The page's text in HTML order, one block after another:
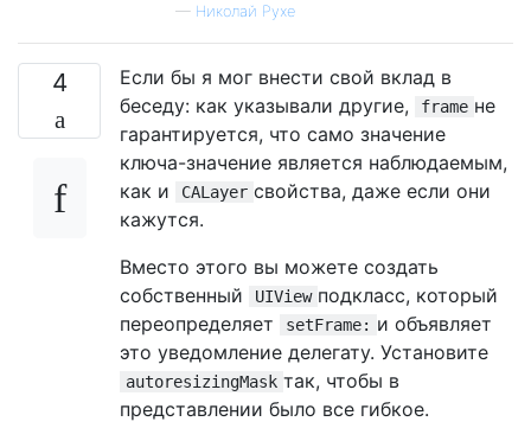
— Николай Рухе
4
Если бы я мог внести свой вклад в
беседу: как указывали другие,
frame не
гарантируется, что само значение
ключа-значение является наблюдаемым,
как и
CALayer свойства, даже если они
кажутся.
Вместо этого вы можете создать
собственный
UIView подкласс, который
переопределяет
setFrame: и объявляет
это уведомление делегату. Установите
autoresizingMask так, чтобы в
представлении было все гибкое.